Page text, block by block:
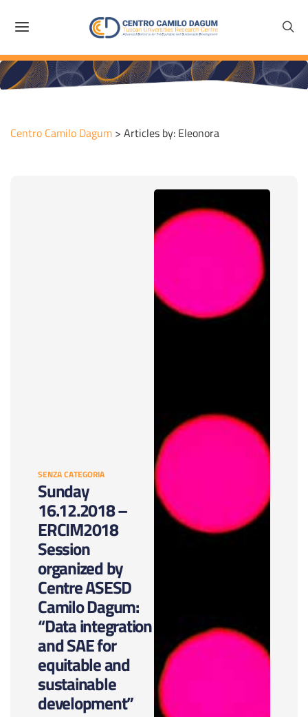
Centro Camilo Dagum > Articles by: Eleonora
SENZA CATEGORIA
Sunday
16.12.2018 –
ERCIM2018
Session
organized by
Centre ASESD
Camilo Dagum:
“Data integration
and SAE for
equitable and
sustainable
development”